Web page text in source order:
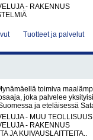
- RAKENNUS
Tuotteet ja palvelut
toimiva
joka palvelee
ja eteläisessä
- MUU TEOLLISUUS
- RAKENNUS
JA KUIVAUSLAITTEITA..